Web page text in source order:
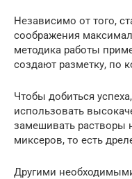
Независимо от того,
соображения
методика работы
создают разметку, по
Чтобы добиться
использовать
замешивать растворы
миксеров, то есть
Другими